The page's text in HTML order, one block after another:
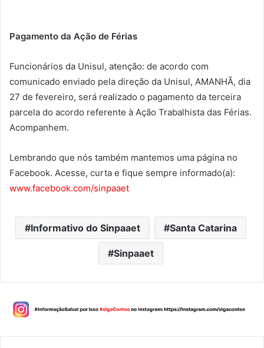
Pagamento da Ação de Férias
Funcionários da Unisul, atenção: de acordo com
comunicado enviado pela direção da Unisul, AMANHÃ, dia
27 de fevereiro, será realizado o pagamento da terceira
parcela do acordo referente à Ação Trabalhista das Férias.
Acompanhem.
Lembrando que nós também mantemos uma página no
Facebook. Acesse, curta e fique sempre informado(a):
www.facebook.com/sinpaaet
Informativo do Sinpaaet Santa Catarina
Sinpaaet